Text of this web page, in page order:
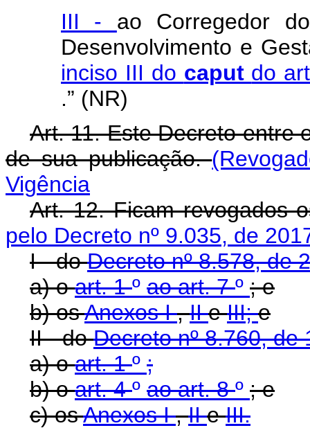
III - ao Corregedor
Desenvolvimento e
inciso III do caput do
.” (NR)
Art. 11. Este Decreto entre
de sua publicação.
Vigência
Art. 12. Ficam revogados
pelo Decreto nº 9.035, de
I - doDecreto nº 8.578, de
a) oart. 1º ao art. 7º ; e
b) osAnexos I,IIeIII;e
II - doDecreto nº 8.760,
a) oart. 1º ;
b) oart. 4º ao art. 8º ; e
c) osAnexos I,IIeIII.